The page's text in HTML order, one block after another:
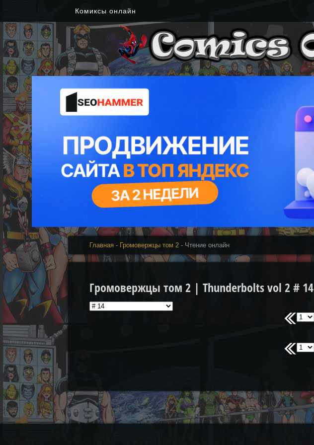
Комиксы онлайн
Главная- Громовержцы том 2- Чтение онлайн
Громовержцы том 2 | Thunderbolts vol 2 # 14